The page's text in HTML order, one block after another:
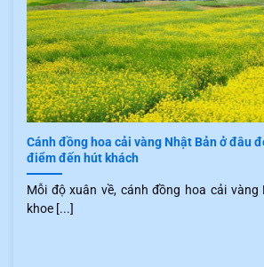
Cánh đồng hoa cải vàng Nhật Bản ở đâu
điểm đến hút khách
Mỗi độ xuân về, cánh đồng hoa cải
khoe [...]